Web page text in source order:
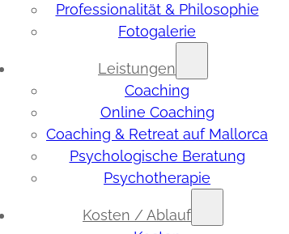
Professionalität & Philosophie
Fotogalerie
Leistungen
Coaching
Online Coaching
Coaching & Retreat auf Mallorca
Psychologische Beratung
Psychotherapie
Kosten / Ablauf